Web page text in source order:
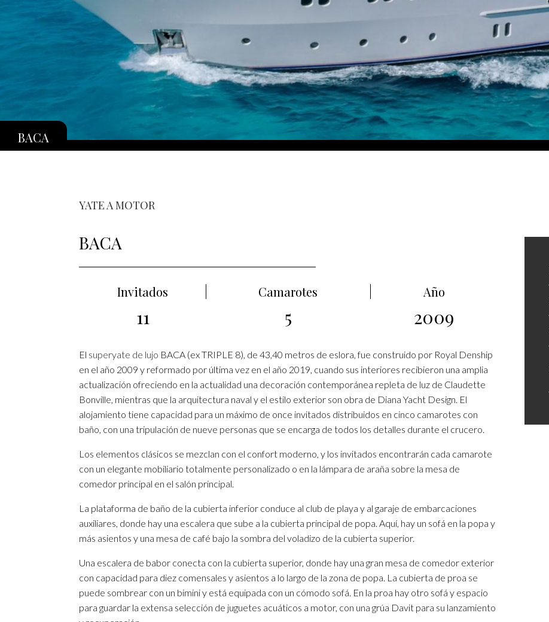
BACA
YATE A MOTOR
BACA
Invitados Camarotes Año
11 5 2009
El superyate de lujo BACA (ex TRIPLE 8), de 43,40 metros de eslora, fue construido por Royal Denship
en el año 2009 y reformado por última vez en el año 2019, cuando sus interiores recibieron una amplia
actualización ofreciendo en la actualidad una decoración contemporánea repleta de luz de Claudette
Bonville, mientras que la arquitectura naval y el estilo exterior son obra de Diana Yacht Design. El
alojamiento tiene capacidad para un máximo de once invitados distribuidos en cinco camarotes con
baño, con una tripulación de nueve personas que se encarga de todos los detalles durante el crucero.
Los elementos clásicos se mezclan con el confort moderno, y los invitados encontrarán cada camarote
con un elegante mobiliario totalmente personalizado o en la lámpara de araña sobre la mesa de
comedor principal en el salón principal.
La plataforma de baño de la cubierta inferior conduce al club de playa y al garaje de embarcaciones
auxiliares, donde hay una escalera que sube a la cubierta principal de popa. Aquí, hay un sofá en la popa y
más asientos y una mesa de café bajo la sombra del voladizo de la cubierta superior.
Una escalera de babor conecta con la cubierta superior, donde hay una gran mesa de comedor exterior
con capacidad para diez comensales y asientos a lo largo de la zona de popa. La cubierta de proa se
puede sombrear con un bimini y está equipada con un cómodo sofá. En la proa hay otro sofá y espacio
para guardar la extensa selección de juguetes acuáticos a motor, con una grúa Davit para su lanzamiento